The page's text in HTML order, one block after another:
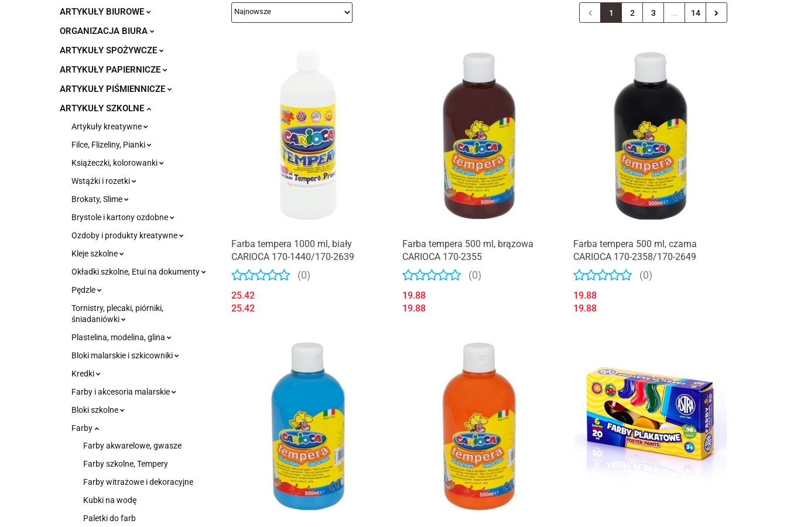
ARTYKUŁY BIUROWE
ORGANIZACJA BIURA
ARTYKUŁY SPOŻYWCZE
ARTYKUŁY PAPIERNICZE
ARTYKUŁY PIŚMIENNICZE
ARTYKUŁY SZKOLNE
Artykuły kreatywne
Filce, Flizeliny, Pianki
Książeczki, kolorowanki
Wstążki i rozetki
Brokaty, Slime
Brystole i kartony ozdobne
Ozdoby i produkty kreatywne
Kleje szkolne
Okładki szkolne, Etui na dokumenty
Pędzle
Tornistry, plecaki, piórniki,
śniadaniówki
Plastelina, modelina, glina
Bloki malarskie i szkicowniki
Kredki
Farby i akcesoria malarskie
Bloki szkolne
Farby
Farby akwarelowe, gwasze
Farby szkolne, Tempery
Farby witrażowe i dekoracyjne
Kubki na wodę
Paletki do farb
1 2 3 ... 14
Farba tempera 1000 ml, biały
CARIOCA 170-1440/170-2639
(0)
25.42
25.42
Farba tempera 500 ml, brązowa
CARIOCA 170-2355
(0)
19.88
19.88
Farba tempera 500 ml, czarna
CARIOCA 170-2358/170-2649
(0)
19.88
19.88